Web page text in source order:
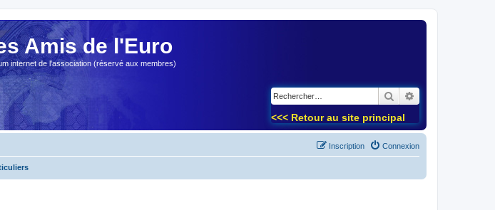
Amis de l'Euro
internet de l'association (réservé aux membres)
Rechercher
<<< Retour au site principal
Connexion
Inscription